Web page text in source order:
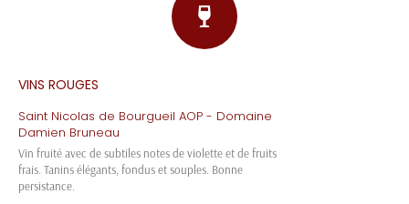
VINS ROUGES
Saint Nicolas de Bourgueil AOP - Domaine
Damien Bruneau
Vin fruité avec de subtiles notes de violette et de fruits
frais. Tanins élégants, fondus et souples. Bonne
persistance.